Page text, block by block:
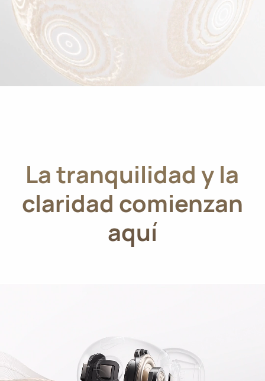
La tranquilidad y la
claridad comienzan
aquí